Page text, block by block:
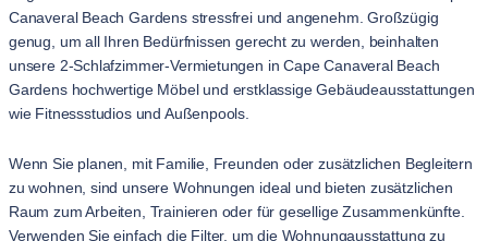
Canaveral Beach Gardens stressfrei und angenehm. Großzügig
genug, um all Ihren Bedürfnissen gerecht zu werden, beinhalten
unsere 2-Schlafzimmer-Vermietungen in Cape Canaveral Beach
Gardens hochwertige Möbel und erstklassige Gebäudeausstattungen
wie Fitnessstudios und Außenpools.
Wenn Sie planen, mit Familie, Freunden oder zusätzlichen Begleitern
zu wohnen, sind unsere Wohnungen ideal und bieten zusätzlichen
Raum zum Arbeiten, Trainieren oder für gesellige Zusammenkünfte.
Verwenden Sie einfach die Filter, um die Wohnungausstattung zu